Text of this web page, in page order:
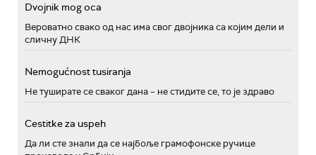
Dvojnik mog oca
Вероватно свако од нас има свог двојника са којим дели и
сличну ДНК
Nemogućnost tusiranja
Не туширате се сваког дана – не стидите се, то је здраво
Cestitke za uspeh
Да ли сте знали да се најбоље грамофонске ручице